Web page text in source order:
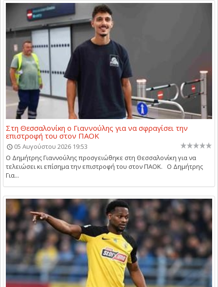
Στη Θεσσαλονίκη ο Γιαννούλης για να σφραγίσει την
επιστροφή του στον ΠΑΟΚ
05 Αυγούστου 2026 19:53
Ο Δημήτρης Γιαννούλης προσγειώθηκε στη Θεσσαλονίκη για να
τελειώσει κι επίσημα την επιστροφή του στον ΠΑΟΚ. Ο Δημήτρης
Για...